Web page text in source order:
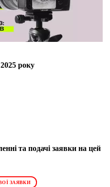
року
та подачі заявки на цей
ЗАЯВКИ